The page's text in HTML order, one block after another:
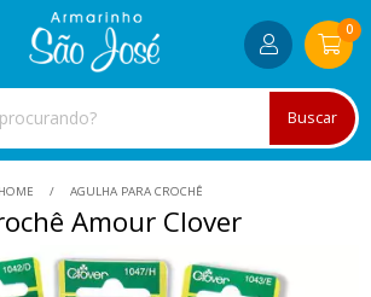
Buscar
0
HOME AGULHA PARA CROCHÊ
Amour Clover